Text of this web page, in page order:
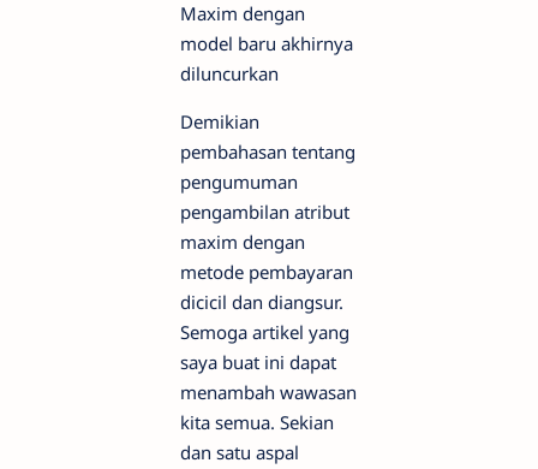
Maxim dengan
model baru akhirnya
diluncurkan
Demikian
pembahasan tentang
pengumuman
pengambilan atribut
maxim dengan
metode pembayaran
dicicil dan diangsur.
Semoga artikel yang
saya buat ini dapat
menambah wawasan
kita semua. Sekian
dan satu aspal